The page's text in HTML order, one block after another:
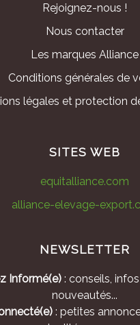
Rejoignez-nous !
Nous contacter
Les marques Alliance
Conditions générales de
légales et protection
SITES WEB
equitalliance.com
alliance-elevage-
NEWSLETTER
Informé(e): conseils,
nouveautés...
: petites